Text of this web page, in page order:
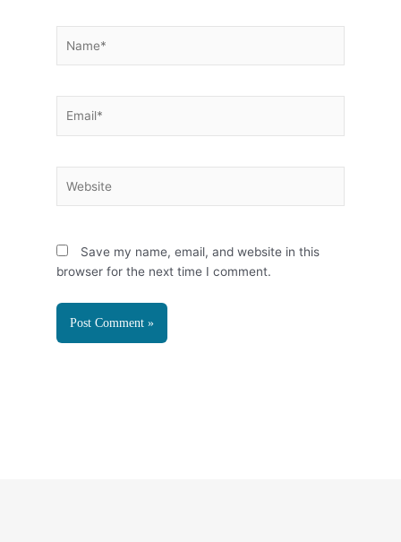
Save my name, email, and website in this
browser for the next time I comment.